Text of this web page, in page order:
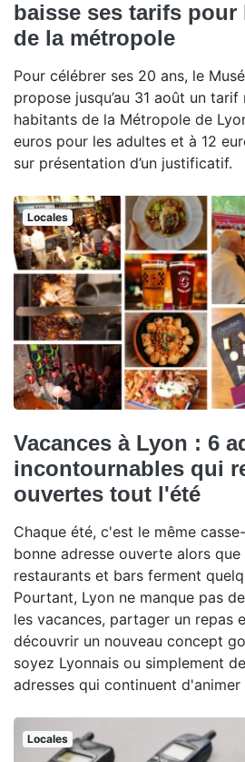
baisse ses tarifs pour
de la métropole
Pour célébrer ses 20 ans, le
propose jusqu’au 31 août un
habitants de la Métropole de
euros pour les adultes et à 12
sur présentation d’un justificatif.
Locales
Vacances à Lyon : 6
incontournables qui
ouvertes tout l'été
Chaque été, c'est le même
bonne adresse ouverte alors
restaurants et bars ferment
Pourtant, Lyon ne manque pas
les vacances, partager un repas
découvrir un nouveau concept
soyez Lyonnais ou simplement
adresses qui continuent
Locales